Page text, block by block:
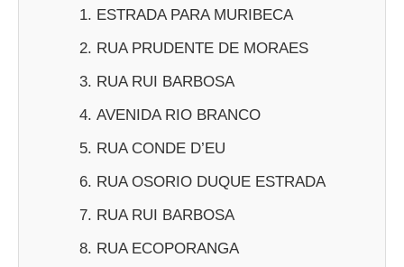
ESTRADA PARA MURIBECA
RUA PRUDENTE DE MORAES
RUA RUI BARBOSA
AVENIDA RIO BRANCO
RUA CONDE D’EU
RUA OSORIO DUQUE ESTRADA
RUA RUI BARBOSA
RUA ECOPORANGA